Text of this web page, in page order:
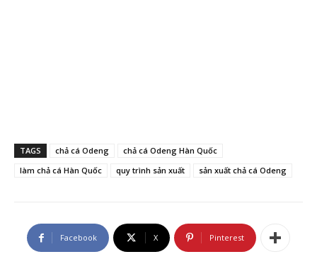
TAGS chả cá Odeng
chả cá Odeng Hàn Quốc
làm chả cá Hàn Quốc
quy trình sản xuất sản xuất chả cá Odeng
Facebook X Pinterest